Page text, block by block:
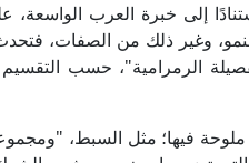
إلى خبرة العرب
وغير ذلك من الصفات،
الرمرامية"، حسب التقسيم
فيها؛ مثل السبط،